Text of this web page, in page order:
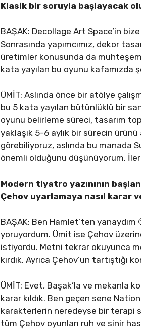
Klasik bir soruyla başlayacak
BAŞAK: Decollage Art Space’in
Sonrasında yapımcımız, dekor
üretimler konusunda da
kata yayılan bu oyunu kafamızda
ÜMİT: Aslında önce bir atölye
bu 5 kata yayılan bütünlüklü bir
oyunu belirleme süreci, tasarım
yaklaşık 5-6 aylık bir sürecin
görebiliyoruz, aslında bu manada
önemli olduğunu düşünüyorum.
Modern tiyatro yazınının
Çehov uyarlamaya nasıl karar
BAŞAK: Ben Hamlet’ten
yoruyordum. Ümit ise Çehov
istiyordu. Metni tekrar okuyunca
kırdık. Ayrıca Çehov’un
ÜMİT: Evet, Başak’la ve mekanla
karar kıldık. Ben geçen sene
karakterlerin neredeyse bir terapi
tüm Çehov oyunları ruh ve sinir